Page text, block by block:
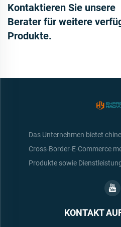
Kontaktieren Sie unsere
Berater für weitere
Produkte.
Das Unternehmen bietet
Cross-Border-E-Commerce
Produkte sowie
KONTAKT